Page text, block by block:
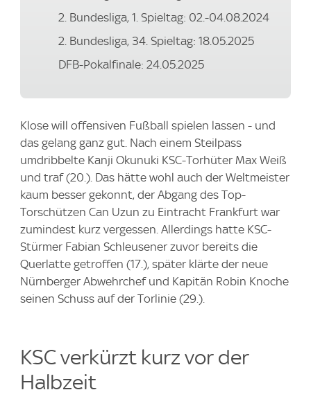
2. Bundesliga, 1. Spieltag: 02.-04.08.2024
2. Bundesliga, 34. Spieltag: 18.05.2025
DFB-Pokalfinale: 24.05.2025
Klose will offensiven Fußball spielen lassen - und
das gelang ganz gut. Nach einem Steilpass
umdribbelte Kanji Okunuki KSC-Torhüter Max Weiß
und traf (20.). Das hätte wohl auch der Weltmeister
kaum besser gekonnt, der Abgang des Top-
Torschützen Can Uzun zu Eintracht Frankfurt war
zumindest kurz vergessen. Allerdings hatte KSC-
Stürmer Fabian Schleusener zuvor bereits die
Querlatte getroffen (17.), später klärte der neue
Nürnberger Abwehrchef und Kapitän Robin Knoche
seinen Schuss auf der Torlinie (29.).
KSC verkürzt kurz vor der
Halbzeit